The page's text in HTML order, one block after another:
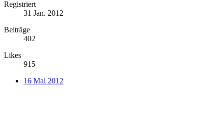
Registriert
31 Jan. 2012
Beiträge
402
Likes
915
16 Mai 2012